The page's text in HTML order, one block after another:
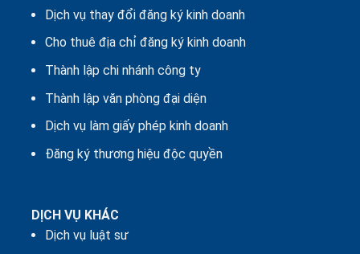
Dịch vụ thay đổi đăng ký kinh doanh
Cho thuê địa chỉ đăng ký kinh doanh
Thành lập chi nhánh công ty
Thành lập văn phòng đại diện
Dịch vụ làm giấy phép kinh doanh
Đăng ký thương hiệu độc quyền
DỊCH VỤ KHÁC
Dịch vụ luật sư